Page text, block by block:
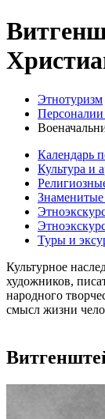
Этнотуризм
Календарь
Культура и
Туры и
Культурное
художников,
народного
смысл жизни